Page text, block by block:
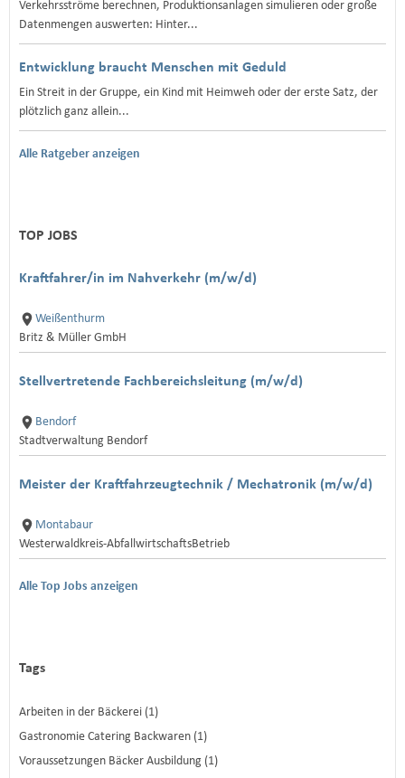
Verkehrsströme berechnen, Produktionsanlagen simulieren oder große
Datenmengen auswerten: Hinter...
Entwicklung braucht Menschen mit Geduld
Ein Streit in der Gruppe, ein Kind mit Heimweh oder der erste Satz, der
plötzlich ganz allein...
Alle Ratgeber anzeigen
TOP JOBS
Kraftfahrer/in im Nahverkehr (m/w/d)
Weißenthurm
Britz & Müller GmbH
Stellvertretende Fachbereichsleitung (m/w/d)
Bendorf
Stadtverwaltung Bendorf
Meister der Kraftfahrzeugtechnik / Mechatronik (m/w/d)
Montabaur
Westerwaldkreis-AbfallwirtschaftsBetrieb
Alle Top Jobs anzeigen
Tags
Arbeiten in der Bäckerei (1)
Gastronomie Catering Backwaren (1)
Voraussetzungen Bäcker Ausbildung (1)